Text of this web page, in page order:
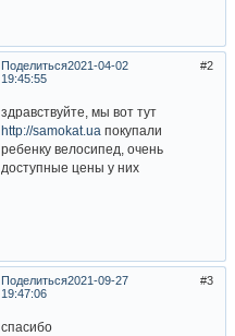
Поделиться 2
2021-04-02
19:45:55
здравствуйте, мы вот тут
http://samokat.ua покупали
ребенку велосипед, очень
доступные цены у них
Поделиться 3
2021-09-27
19:47:06
спасибо